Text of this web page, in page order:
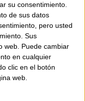
su consentimiento.
de sus datos
pero usted
Sus
web. Puede cambiar
en cualquier
clic en el botón
web.